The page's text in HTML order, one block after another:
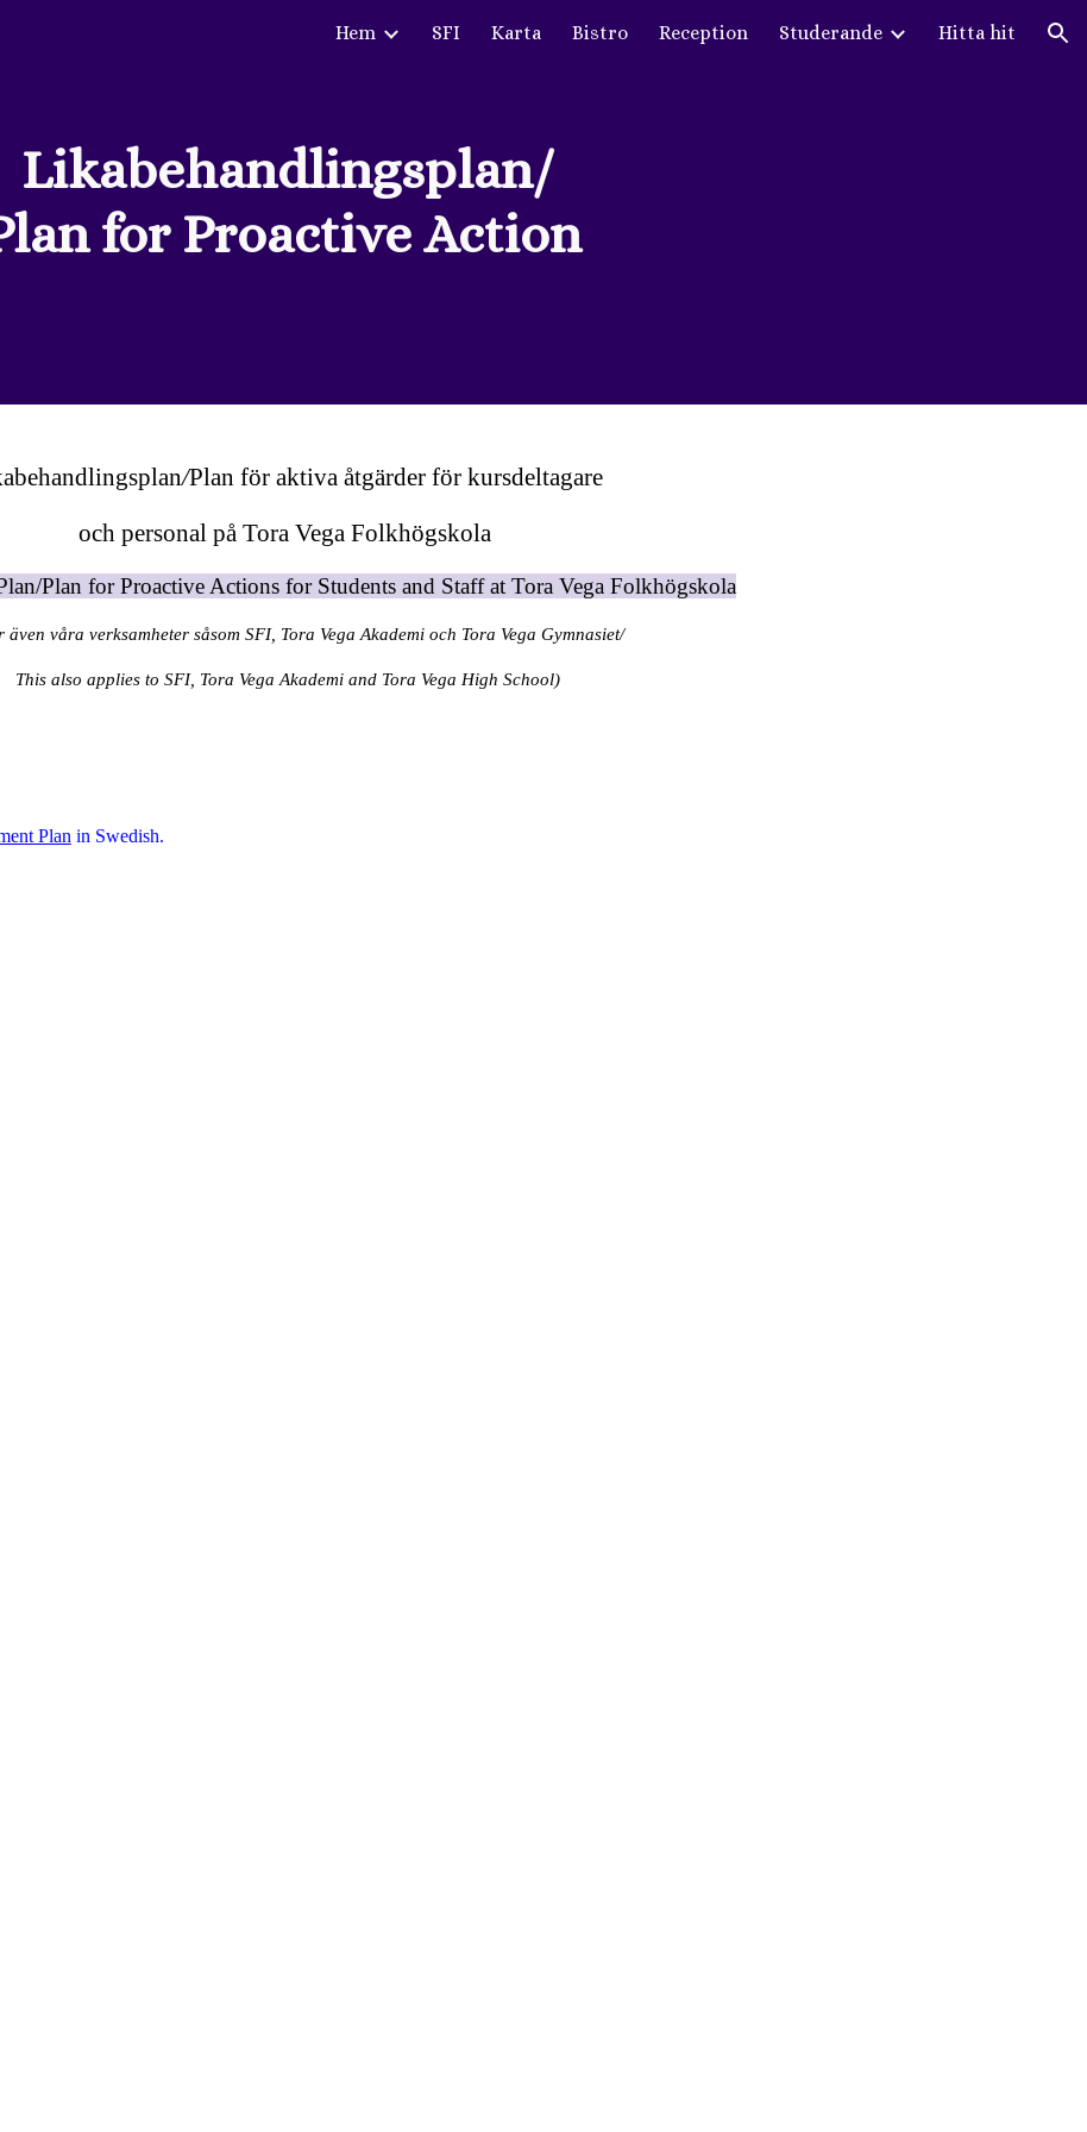
Skip to navigation
Hem SFI Karta Bistro Reception Studerande Hitta hit
Likabehandlingsplan/
for Proactive Action
/Plan för aktiva åtgärder för kursdeltagare
och personal på Tora Vega Folkhögskola
Plan for Proactive Actions for Students and Staff at Tora Vega Folkhögskola
även våra verksamheter såsom SFI, Tora Vega Akademi och Tora Vega Gymnasiet/
This also applies to SFI, Tora Vega Akademi and Tora Vega High School)
Plan in Swedish.